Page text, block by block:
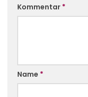
Kommentar *
Name *